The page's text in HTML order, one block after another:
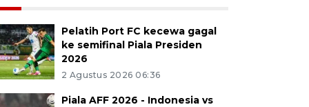
Pelatih Port FC kecewa gagal
ke semifinal Piala Presiden
2026
2 Agustus 2026 06:36
Piala AFF 2026 - Indonesia vs